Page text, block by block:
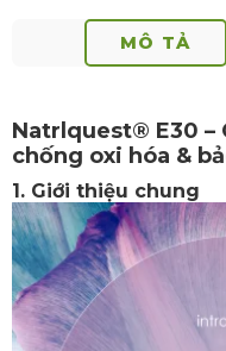
MÔ TẢ
Natrlquest® E30 –
chống oxi hóa &
1. Giới thiệu chung